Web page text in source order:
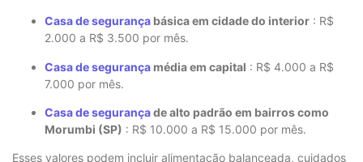
Casa de segurança básica em cidade do interior : R$
2.000 a R$ 3.500 por mês.
Casa de segurança média em capital : R$ 4.000 a R$
7.000 por mês.
Casa de segurançade alto padrão em bairros como
Morumbi (SP) : R$ 10.000 a R$ 15.000 por mês.
Esses valores podem incluir alimentação balanceada, cuidados